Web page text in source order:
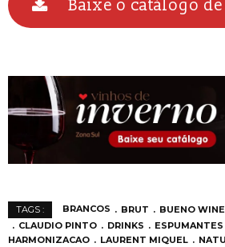
Baixe o catálogo
TAGS : BRANCOS BRUT BUENO
CLAUDIO PINTO
DRINKS ESPUMANTES
HARMONIZACAO
LAURENT MIQUEL